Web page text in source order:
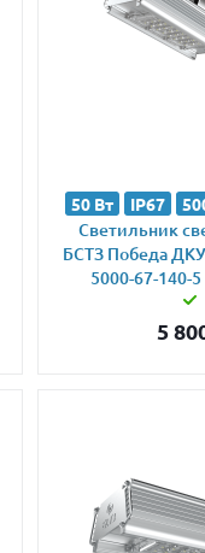
50 Вт IP67
Светильник
БСТЗ Победа
5000-67-140-
5